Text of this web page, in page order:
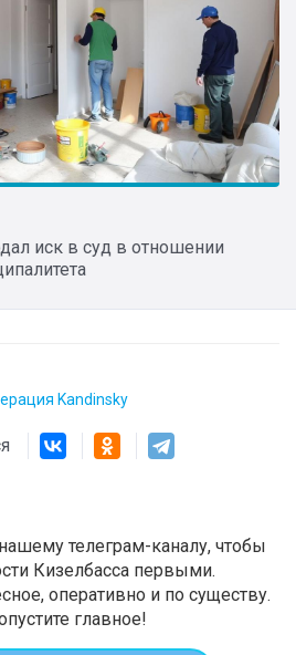
иск в суд в отношении
Kandinsky
телеграм-каналу, чтобы
Кизелбасса первыми.
оперативно и по существу.
главное!